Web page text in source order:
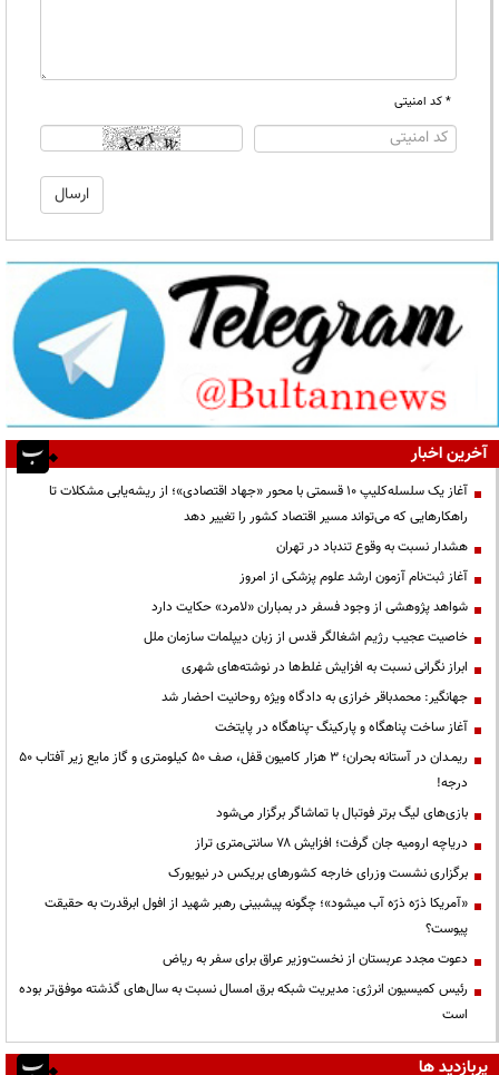
* کد امنیتی
آخرین اخبار
آغاز یک سلسله‌کلیپ ۱۰ قسمتی با محور «جهاد اقتصادی»؛ از ریشه‌یابی مشکلات تا
راهکارهایی که می‌تواند مسیر اقتصاد کشور را تغییر دهد
هشدار نسبت به وقوع تندباد در تهران
آغاز ثبت‌نام آزمون ارشد علوم پزشکی از امروز
شواهد پژوهشی از وجود فسفر در بمباران «لامرد» حکایت دارد
خاصیت عجیب رژیم اشغالگر قدس از زبان دیپلمات سازمان ملل
ابراز نگرانی نسبت به افزایش غلط‌ها در نوشته‌های شهری
جهانگیر: محمدباقر خرازی به دادگاه ویژه روحانیت احضار شد
آغاز ساخت پناهگاه و پارکینگ -پناهگاه در پایتخت
ریمـدان در آستانه بحران؛ ۳ هزار کامیون قفل، صف ۵۰ کیلومتری و گاز مایع زیر آفتاب ۵۰
درجه!
بازی‌های لیگ برتر فوتبال با تماشاگر برگزار می‌شود
دریاچه ارومیه جان گرفت؛ افزایش ۷۸ سانتی‌متری تراز
برگزاری نشست وزرای خارجه کشورهای بریکس در نیویورک
«آمریکا ذرّه ذرّه آب میشود»؛ چگونه پیشبینی رهبر شهید از افول ابرقدرت به حقیقت
پیوست؟
دعوت مجدد عربستان از نخست‌وزیر عراق برای سفر به ریاض
رئیس کمیسیون انرژی: مدیریت شبکه برق امسال نسبت به سال‌های گذشته موفق‌تر بوده
است
پربازدید ها